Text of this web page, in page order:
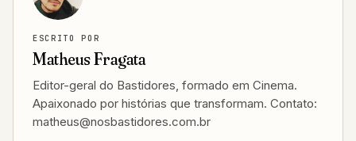
ESCRITO POR
Matheus Fragata
Editor-geral do Bastidores, formado em Cinema.
Apaixonado por histórias que transformam. Contato:
matheus@nosbastidores.com.br